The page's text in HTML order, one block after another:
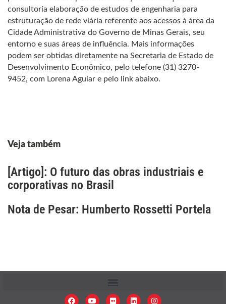
consultoria elaboração de estudos de engenharia para
estruturação de rede viária referente aos acessos à área da
Cidade Administrativa do Governo de Minas Gerais, seu
entorno e suas áreas de influência. Mais informações
podem ser obtidas diretamente na Secretaria de Estado de
Desenvolvimento Econômico, pelo telefone (31) 3270-
9452, com Lorena Aguiar e pelo link abaixo.
Veja também
[Artigo]: O futuro das obras industriais e
corporativas no Brasil
Nota de Pesar: Humberto Rossetti Portela